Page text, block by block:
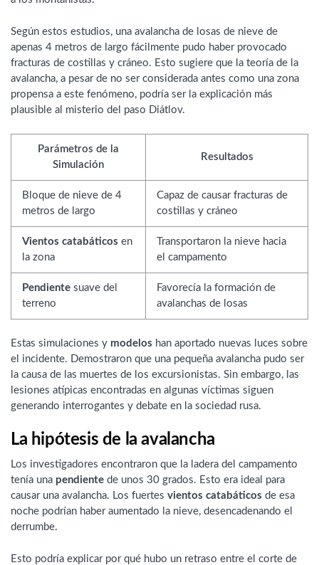
Según estos estudios, una avalancha de losas de nieve de
apenas 4 metros de largo fácilmente pudo haber provocado
fracturas de costillas y cráneo. Esto sugiere que la teoría de la
avalancha, a pesar de no ser considerada antes como una zona
propensa a este fenómeno, podría ser la explicación más
plausible al misterio del paso Diátlov.
Parámetros de la
Simulación
Resultados
Bloque de nieve de 4
metros de largo
Capaz de causar fracturas de
costillas y cráneo
Vientos catabáticos en
la zona
Transportaron la nieve hacia
el campamento
Pendiente suave del
terreno
Favorecía la formación de
avalanchas de losas
Estas simulaciones y modelos han aportado nuevas luces sobre
el incidente. Demostraron que una pequeña avalancha pudo ser
la causa de las muertes de los excursionistas. Sin embargo, las
lesiones atípicas encontradas en algunas víctimas siguen
generando interrogantes y debate en la sociedad rusa.
La hipótesis de la avalancha
Los investigadores encontraron que la ladera del campamento
tenía una pendiente de unos 30 grados. Esto era ideal para
causar una avalancha. Los fuertes vientos catabáticos de esa
noche podrían haber aumentado la nieve, desencadenando el
derrumbe.
Esto podría explicar por qué hubo un retraso entre el corte de